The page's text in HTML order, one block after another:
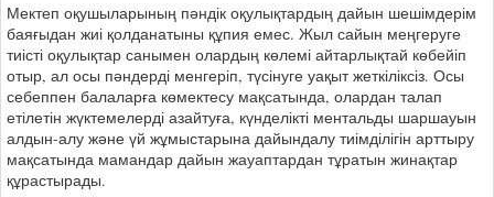
Мектеп оқушыларының пәндік оқулықтардың дайын шешімдерім
баяғыдан жиі қолданатыны құпия емес. Жыл сайын меңгеруге
тиісті оқулықтар санымен олардың көлемі айтарлықтай көбейіп
отыр, ал осы пәндерді менгеріп, түсінуге уақыт жеткіліксіз. Осы
себеппен балаларға көмектесу мақсатында, олардан талап
етілетін жүктемелерді азайтуға, күнделікті ментальды шаршауын
алдын-алу және үй жұмыстарына дайындалу тиімділігін арттыру
мақсатында мамандар дайын жауаптардан тұратын жинақтар
құрастырады.